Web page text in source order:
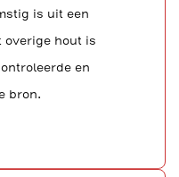
is uit een
overige hout is
en
bron.